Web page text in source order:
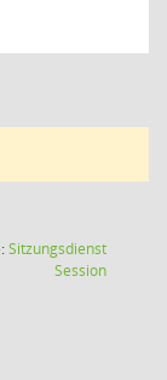
Sitzungsdienst
Session(Wird in